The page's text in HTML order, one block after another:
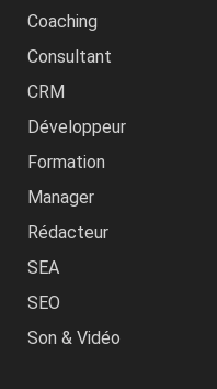
Coaching
Consultant
CRM
Développeur
Formation
Manager
Rédacteur
SEA
SEO
Son & Vidéo